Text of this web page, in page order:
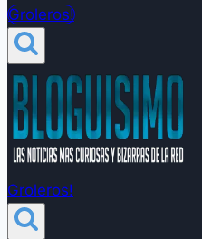
Groleros!
Groleros!